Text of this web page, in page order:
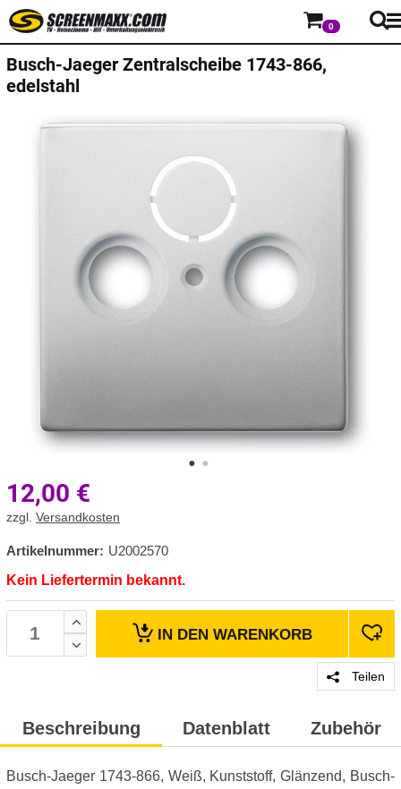
0
Busch-Jaeger Zentralscheibe 1743-866,
edelstahl
12,00 €
zzgl. Versandkosten
Artikelnummer: U2002570
Kein Liefertermin bekannt.
IN DEN WARENKORB
Teilen
Beschreibung Datenblatt Zubehör
Busch-Jaeger 1743-866, Weiß, Kunststoff, Glänzend, Busch-